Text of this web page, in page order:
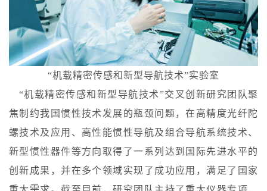
“机载精密传感和新型导航技术”实验室
“机载精密传感和新型导航技术”交叉创新研究团队聚
焦制约我国惯性技术发展的瓶颈问题，在高精度光纤陀
螺技术及应用、高性能惯性导航及组合导航系统技术、
新型惯性器件等方向取得了一系列达到国际先进水平的
创新成果，并在多个领域实现了成功应用，满足了国家